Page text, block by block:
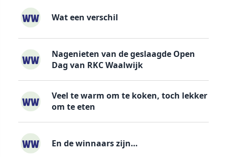
Wat een verschil
Nagenieten van de geslaagde Open
Dag van RKC Waalwijk
Veel te warm om te koken, toch lekker
om te eten
En de winnaars zijn…